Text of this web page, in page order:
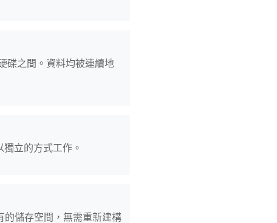
碟之間。資料均被連續地
立的方式工作。
的儲存空間，無需重新建構